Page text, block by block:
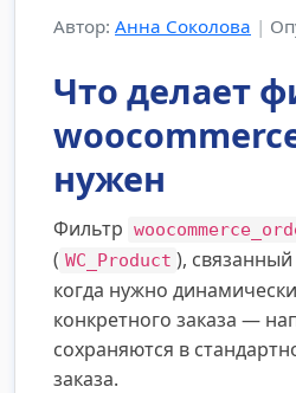
Автор: Анна Соколова |
Что делает
нужен
Фильтр
( WC_Product ),
когда нужно
конкретного заказа —
сохраняются в
заказа.